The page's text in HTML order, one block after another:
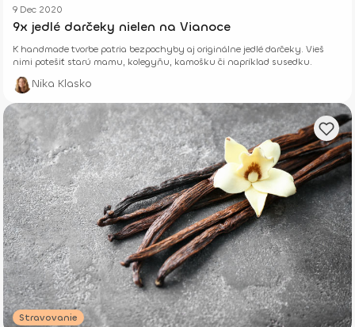
9 Dec 2020
9x jedlé darčeky nielen na Vianoce
K handmade tvorbe patria bezpochyby aj originálne jedlé darčeky. Vieš
nimi potešiť starú mamu, kolegyňu, kamošku či napríklad susedku.
Nika Klasko
Stravovanie